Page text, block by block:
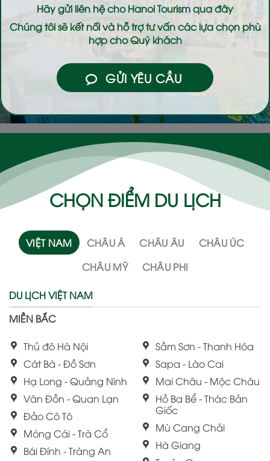
Hãy gửi liên hệ choHanoi Tourismqua đây
Chúng tôi sẽ kết nối và hỗ trợ tư vấn các lựa chọn phù
hợp cho Quý khách
GỬI YÊU CẦU
CHỌN ĐIỂM DU LỊCH
VIỆT NAM CHÂU Á CHÂU ÂU
CHÂU ÚC
CHÂU MỸ
CHÂU PHI
DU LỊCH VIỆT NAM
MIỀN BẮC
Thủ đô Hà Nội
Cát Bà - Đồ Sơn
Hạ Long - Quảng Ninh
Vân Đồn - Quan Lạn
Đảo Cô Tô
Móng Cái - Trà Cổ
Bái Đính - Tràng An
Sầm Sơn - Thanh Hóa
Sapa - Lào Cai
Mai Châu - Mộc Châu
Hồ Ba Bể - Thác Bản
Giốc
Mù Cang Chải
Hà Giang